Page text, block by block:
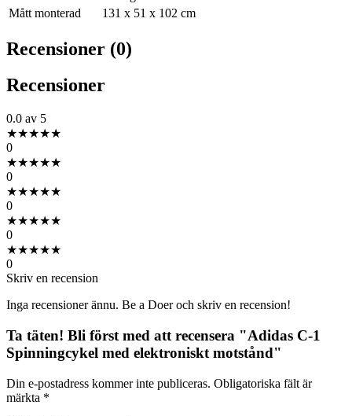
Mått monterad
131 x 51 x 102 cm
Recensioner (0)
Recensioner
0.0 av 5
★★★★★
0
★★★★★
0
★★★★★
0
★★★★★
0
★★★★★
0
Skriv en recension
Inga recensioner ännu. Be a Doer och skriv en recension!
Ta täten! Bli först med att recensera "Adidas C-1
Spinningcykel med elektroniskt motstånd"
Din e-postadress kommer inte publiceras. Obligatoriska fält är
märkta *